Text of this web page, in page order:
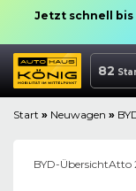
Jetzt schnell
82
Start » Neuwagen »
BYD-ÜbersichtAtto